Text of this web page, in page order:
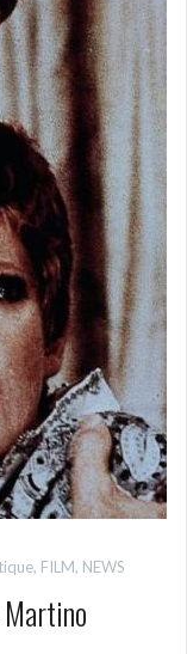
, FILM, NEWS